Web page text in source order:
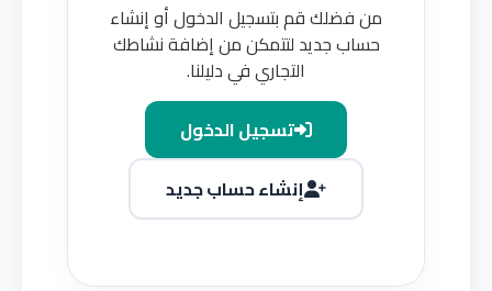
من فضلك قم بتسجيل الدخول أو إنشاء
حساب جديد لتتمكن من إضافة نشاطك
التجاري في دليلنا.
تسجيل الدخول
إنشاء حساب جديد